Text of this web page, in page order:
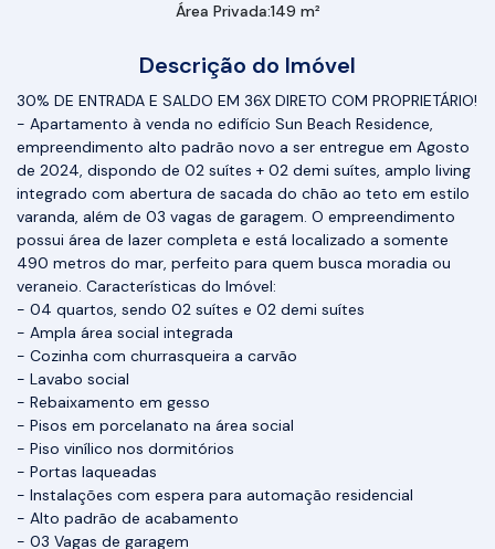
Área Privada:149 m²
Descrição do Imóvel
30% DE ENTRADA E SALDO EM 36X DIRETO COM PROPRIETÁRIO!
- Apartamento à venda no edifício Sun Beach Residence,
empreendimento alto padrão novo a ser entregue em Agosto
de 2024, dispondo de 02 suítes + 02 demi suítes, amplo living
integrado com abertura de sacada do chão ao teto em estilo
varanda, além de 03 vagas de garagem. O empreendimento
possui área de lazer completa e está localizado a somente
490 metros do mar, perfeito para quem busca moradia ou
veraneio. Características do Imóvel:
- 04 quartos, sendo 02 suítes e 02 demi suítes
- Ampla área social integrada
- Cozinha com churrasqueira a carvão
- Lavabo social
- Rebaixamento em gesso
- Pisos em porcelanato na área social
- Piso vinílico nos dormitórios
- Portas laqueadas
- Instalações com espera para automação residencial
- Alto padrão de acabamento
- 03 Vagas de garagem